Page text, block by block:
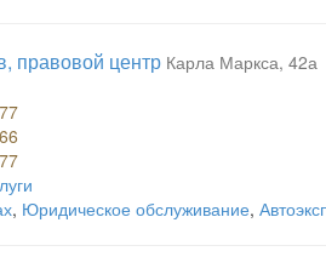
правовой центр Карла Маркса, 42а
, Юридическое обслуживание,